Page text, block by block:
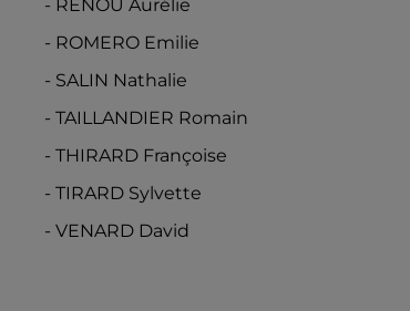
- RENOU Aurélie
- ROMERO Emilie
- SALIN Nathalie
- TAILLANDIER Romain
- THIRARD Françoise
- TIRARD Sylvette
- VENARD David